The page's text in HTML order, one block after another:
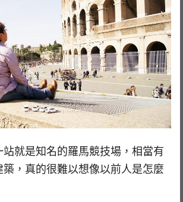
站就是知名的羅馬競技場，相當有
築，真的很難以想像以前人是怎麼